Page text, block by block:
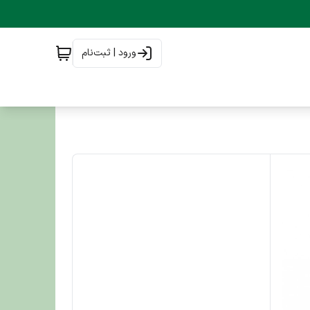
ورود | ثبت‌نام